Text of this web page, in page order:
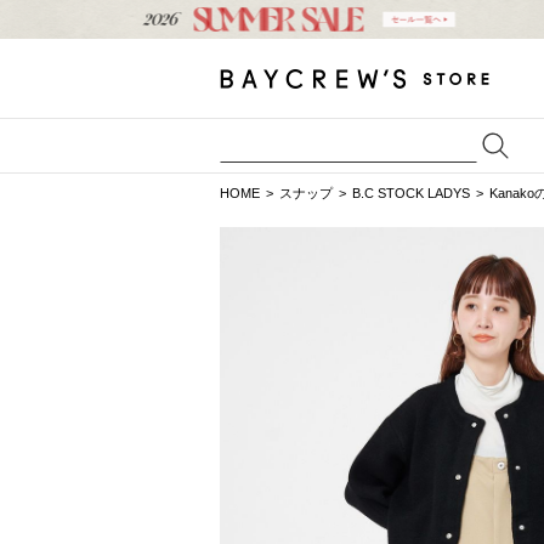
HOME スナップ B.C STOCK LADYS Kanako